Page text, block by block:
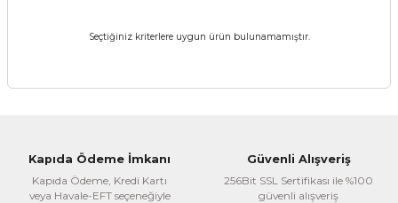
Seçtiğiniz kriterlere uygun ürün bulunamamıştır.
Kapıda Ödeme İmkanı
Kapıda Ödeme, Kredi Kartı
veya Havale-EFT seçeneğiyle
Güvenli Alışveriş
256Bit SSL Sertifikası ile %100
güvenli alışveriş